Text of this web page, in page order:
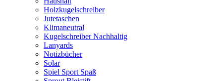
Holzkugelschreiber
Jutetaschen
Klimaneutral
Kugelschreiber Nachhaltig
Lanyards
Notizbücher
Solar
Spiel Sport Spaß